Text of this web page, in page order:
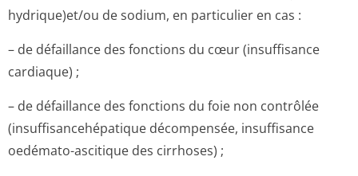
hydrique)et/ou de sodium, en particulier en cas :
– de défaillance des fonctions du cœur (insuffisance
cardiaque) ;
– de défaillance des fonctions du foie non contrôlée
(insuffisance­hépatique décompensée, insuffisance
oedémato-ascitique des cirrhoses) ;